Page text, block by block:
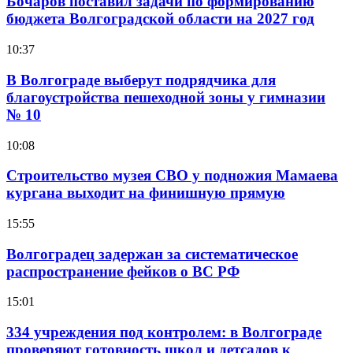
бюджета Волгоградской области на 2027 год
10:37
В Волгограде выберут подрядчика для
благоустройства пешеходной зоны у гимназии
№ 10
10:08
Строительство музея СВО у подножия Мамаева
кургана выходит на финишную прямую
15:55
Волгоградец задержан за систематическое
распространение фейков о ВС РФ
15:01
334 учреждения под контролем: в Волгограде
проверяют готовность школ и детсадов к